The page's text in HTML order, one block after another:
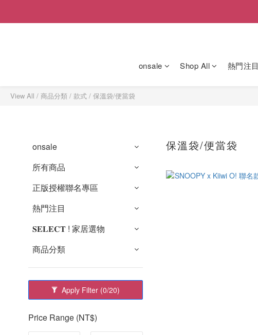
onsale Shop All 熱門注目
View All / 商品分類 / 款式 / 保溫袋/便當袋
onsale
所有商品
正版授權聯名專區
熱門注目
𝐒𝐄𝐋𝐄𝐂𝐓 ! 家居選物
商品分類
Apply Filter (0/20)
Price Range (NT$)
保溫袋/便當袋